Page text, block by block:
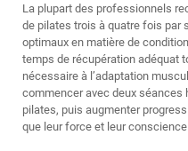
La plupart des professionnels
de pilates trois à quatre fois par
optimaux en matière de
temps de récupération adéquat
nécessaire à l’adaptation
commencer avec deux séances
pilates, puis augmenter
que leur force et leur